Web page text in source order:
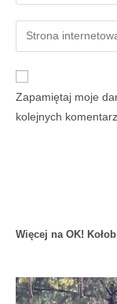
Zapamiętaj moje
kolejnych
Więcej na OK!